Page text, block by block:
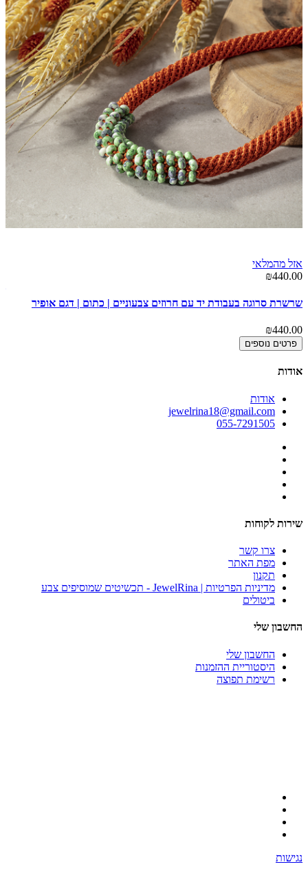
אזל מהמלאי
₪440.00
שרשרת סרוגה בעבודת יד עם חרוזים צבעוניים | כתום | דגם אופיר
₪440.00
פרטים נוספים
אודות
אודות
jewelrina18@gmail.com
055-7291505
שירות לקוחות
צרו קשר
מפת האתר
תקנון
מדיניות הפרטיות | JewelRina - תכשיטים שמוסיפים צבע
ביטולים
החשבון שלי
החשבון שלי
היסטוריית ההזמנות
רשימת תפוצה
נגישות